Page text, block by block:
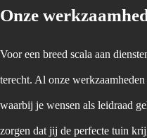
Onze
Voor een breed scala aan
terecht. Al onze
waarbij je wensen als leidraad
zorgen dat jij de perfecte tuin